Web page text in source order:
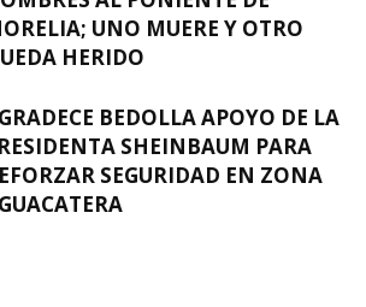
UNO MUERE Y OTRO
HERIDO
BEDOLLA APOYO DE LA
SHEINBAUM PARA
SEGURIDAD EN ZONA